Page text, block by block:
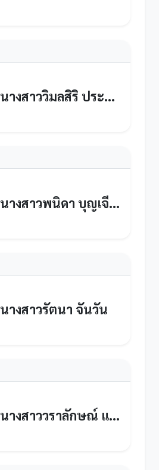
นางสาววิมลสิริ ประชุมรัตน์
นางสาวพนิดา บุญเจียม
นางสาวรัตนา จันวัน
นางสาววราลักษณ์ แก่นจำรูญ